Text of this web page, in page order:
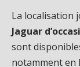
La localisation
Jaguar
sont
notamment en